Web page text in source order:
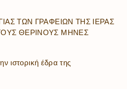
ΤΩΝ ΓΡΑΦΕΙΩΝ ΤΗΣ ΙΕΡΑΣ
ΘΕΡΙΝΟΥΣ ΜΗΝΕΣ
ιστορική έδρα της